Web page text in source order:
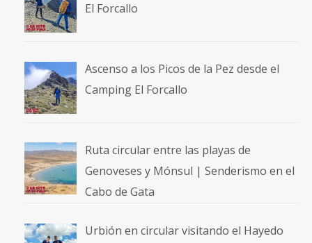
El Forcallo
Ascenso a los Picos de la Pez desde el
Camping El Forcallo
Ruta circular entre las playas de
Genoveses y Mónsul | Senderismo en el
Cabo de Gata
Urbión en circular visitando el Hayedo